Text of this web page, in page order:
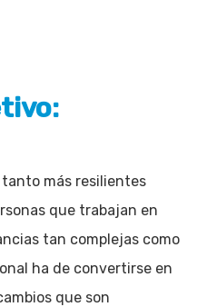
más resilientes
que trabajan en
tan complejas como
ha de convertirse en
que son